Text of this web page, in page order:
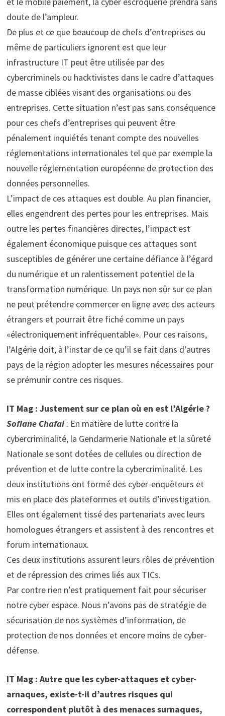
doute de l’ampleur.
De plus et ce que beaucoup de chefs d’entreprises ou
même de particuliers ignorent est que leur
infrastructure IT peut être utilisée par des
cybercriminels ou hacktivistes dans le cadre d’attaques
de masse ciblées visant des organisations ou des
entreprises. Cette situation n’est pas sans conséquence
pour ces chefs d’entreprises qui peuvent être
pénalement inquiétés tenant compte des nouvelles
réglementations internationales tel que par exemple la
nouvelle réglementation européenne de protection des
données personnelles.
L’impact de ces attaques est double. Au plan financier,
elles engendrent des pertes pour les entreprises. Mais
outre les pertes financières directes, l’impact est
également économique puisque ces attaques sont
susceptibles de générer une certaine défiance à l’égard
du numérique et un ralentissement potentiel de la
transformation numérique. Un pays non sûr sur ce plan
ne peut prétendre commercer en ligne avec des acteurs
étrangers et pourrait être fiché comme un pays
«électroniquement infréquentable». Pour ces raisons,
l’Algérie doit, à l’instar de ce qu’il se fait dans d’autres
pays de la région adopter les mesures nécessaires pour
se prémunir contre ces risques.
IT Mag : Justement sur ce plan où en est l’Algérie ?
Sofiane Chafai: En matière de lutte contre la
cybercriminalité, la Gendarmerie Nationale et la sûreté
Nationale se sont dotées de cellules ou direction de
prévention et de lutte contre la cybercriminalité. Les
deux institutions ont formé des cyber-enquêteurs et
mis en place des plateformes et outils d’investigation.
Elles ont également tissé des partenariats avec leurs
homologues étrangers et assistent à des rencontres et
forum internationaux.
Ces deux institutions assurent leurs rôles de prévention
et de répression des crimes liés aux TICs.
Par contre rien n’est pratiquement fait pour sécuriser
notre cyber espace. Nous n’avons pas de stratégie de
sécurisation de nos systèmes d’information, de
protection de nos données et encore moins de cyber-
défense.
IT Mag : Autre que les cyber-attaques et cyber-
arnaques, existe-t-il d’autres risques qui
correspondent plutôt à des menaces surnaques,